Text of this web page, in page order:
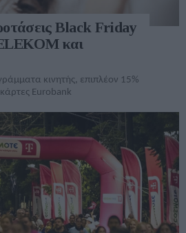
Black Friday
και
κινητής, επιπλέον 15%
Eurobank